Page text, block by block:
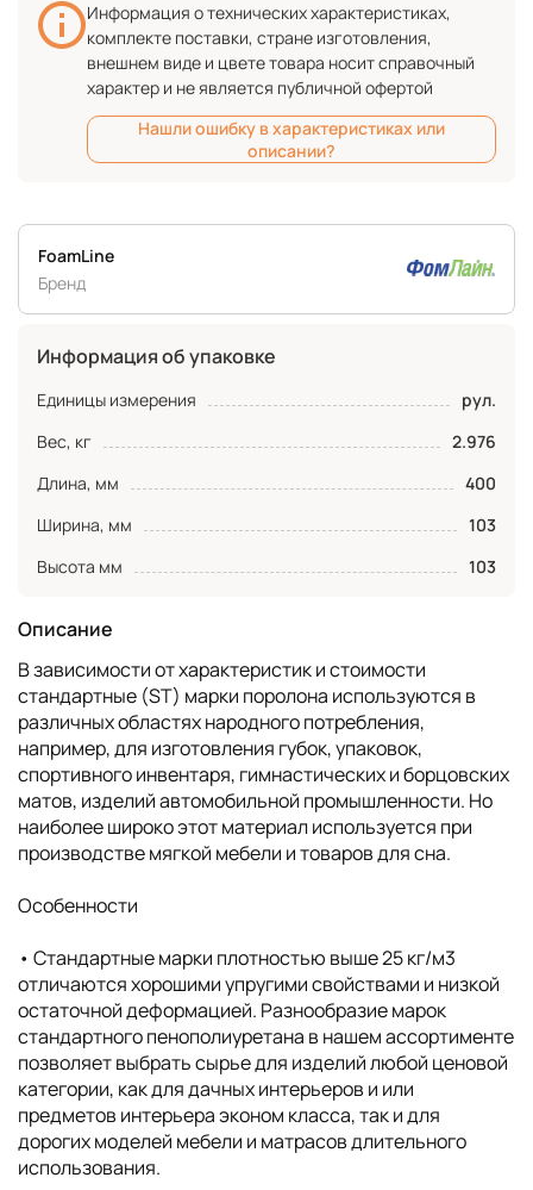
Информация о технических характеристиках,
комплекте поставки, стране изготовления,
внешнем виде и цвете товара носит справочный
характер и не является публичной офертой
Нашли ошибку в характеристиках или
описании?
Описание
В зависимости от характеристик и стоимости
стандартные (ST) марки поролона используются в
различных областях народного потребления,
например, для изготовления губок, упаковок,
спортивного инвентаря, гимнастических и борцовских
матов, изделий автомобильной промышленности. Но
наиболее широко этот материал используется при
производстве мягкой мебели и товаров для сна.
Особенности
• Cтандартные марки плотностью выше 25 кг/м3
отличаются хорошими упругими свойствами и низкой
остаточной деформацией. Разнообразие марок
стандартного пенополиуретана в нашем ассортименте
позволяет выбрать сырье для изделий любой ценовой
категории, как для дачных интерьеров и или
предметов интерьера эконом класса, так и для
дорогих моделей мебели и матрасов длительного
использования.
FoamLine
Бренд
Информация об упаковке
Единицы измерения
рул.
Вес, кг
2.976
Длина, мм
400
Ширина, мм
103
Высота мм
103